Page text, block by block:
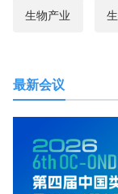
生物产业
最新会议